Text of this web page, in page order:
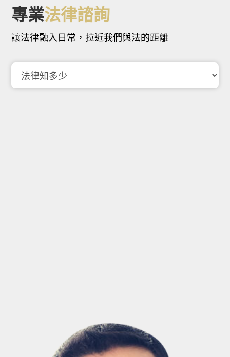
專業法律諮詢
讓法律融入日常，拉近我們與法的距離